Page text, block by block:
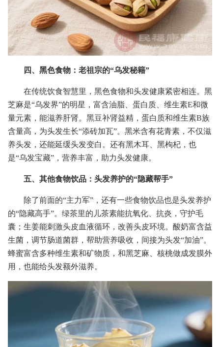
四、黑色食物：老祖宗的“乌发秘籍”
在传统饮食智慧里，黑色食物和头发健康紧密相连。黑
芝麻是“乌发界”的明星，富含油脂、蛋白质、维生素E和微
量元素，能滋养肝肾。黑豆补肾益精，蛋白质和维生素B族
含量高，为头发生长“添砖加瓦”。黑米含有花青素，不仅滋
养头发，还能延缓头发变白。还有黑木耳、黑枸杞，也
是“乌发宝藏”，营养丰富，助力头发健康。
五、其他食物饮品：头发养护的“隐藏帮手”
除了前面的“主力军”，还有一些食物饮品也是头发养护
的“隐藏高手”。绿茶里的儿茶素能抗氧化、抗炎，守护毛
囊；生姜能刺激头皮血液循环，改善头皮环境。酸奶富含益
生菌，调节肠道菌群，帮助营养吸收，间接为头发“加油”。
蜂蜜富含多种维生素和矿物质，和黑芝麻、核桃做成发膜外
用，也能给头发额外滋养。